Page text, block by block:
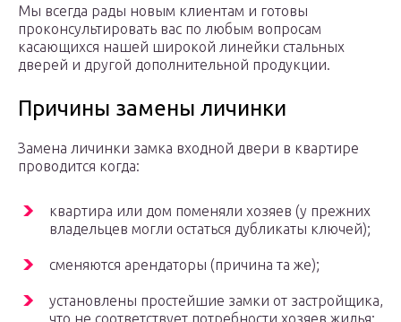
Мы всегда рады новым клиентам и готовы
проконсультировать вас по любым вопросам
касающихся нашей широкой линейки стальных
дверей и другой дополнительной продукции.
Причины замены личинки
Замена личинки замка входной двери в квартире
проводится когда:
квартира или дом поменяли хозяев (у прежних
владельцев могли остаться дубликаты ключей);
сменяются арендаторы (причина та же);
установлены простейшие замки от застройщика,
что не соответствует потребности хозяев жилья;